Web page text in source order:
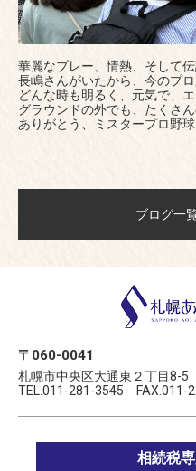
華麗なプレー、情熱、そして伝
長嶋さんがいたから、今のプロ
どんな時も明るく、元気で、
グラウンドの外でも、たくさ
ありがとう、ミスタープロ野球
ブログ一
〒060-0041
札幌市中央区大通東２丁目8-
TEL.011-281-3545 FAX.011-
相続税